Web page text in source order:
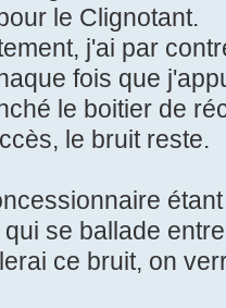
le Clignotant.
j'ai par
fois que
le boitier de
le bruit reste.
se ballade
ce bruit, on